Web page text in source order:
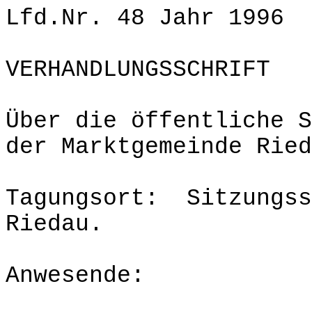
Lfd.Nr. 48 Jahr 1996
VERHANDLUNGSSCHRIFT
Über die öffentliche
der Marktgemeinde
Tagungsort:
Riedau.
Anwesende: